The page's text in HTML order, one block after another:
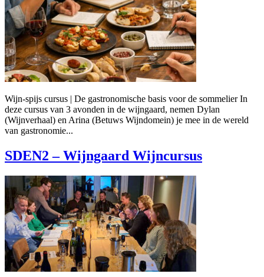
Wijn-spijs cursus | De gastronomische basis voor de sommelier In
deze cursus van 3 avonden in de wijngaard, nemen Dylan
(Wijnverhaal) en Arina (Betuws Wijndomein) je mee in de wereld
van gastronomie...
SDEN2 – Wijngaard Wijncursus